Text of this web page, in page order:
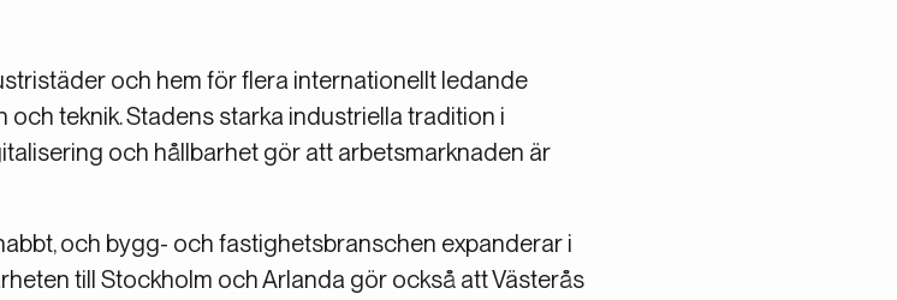
och hem för flera internationellt ledande
teknik. Stadens starka industriella tradition i
och hållbarhet gör att arbetsmarknaden är
och bygg- och fastighetsbranschen expanderar i
till Stockholm och Arlanda gör också att Västerås